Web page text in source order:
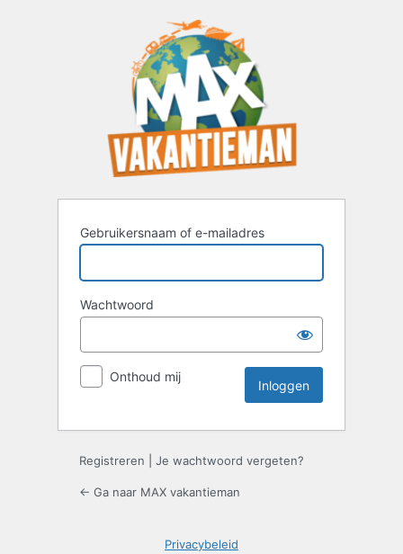
Gebruikersnaam of e-mailadres
Wachtwoord
Onthoud mij
Registreren Je wachtwoord vergeten?
← Ga naar MAX vakantieman
Privacybeleid